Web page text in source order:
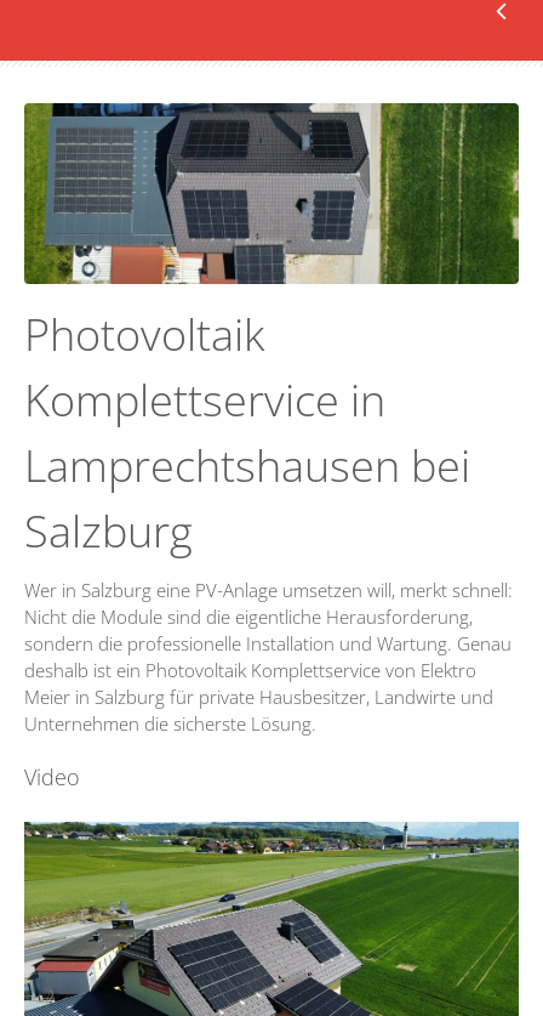
Photovoltaik
Komplettservice in
Lamprechtshausen bei
Salzburg
Wer in Salzburg eine PV-Anlage umsetzen will, merkt schnell:
Nicht die Module sind die eigentliche Herausforderung,
sondern die professionelle Installation und Wartung. Genau
deshalb ist ein Photovoltaik Komplettservice von Elektro
Meier in Salzburg für private Hausbesitzer, Landwirte und
Unternehmen die sicherste Lösung.
Video